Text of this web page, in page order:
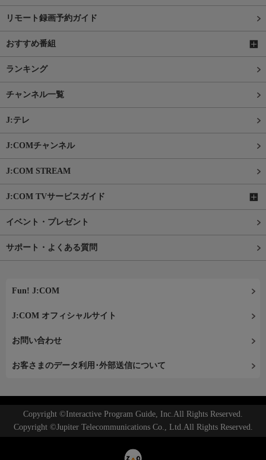
リモート録画予約ガイド
おすすめ番組
ランキング
チャンネル一覧
J:テレ
J:COMチャンネル
J:COM STREAM
J:COM TVサービスガイド
イベント・プレゼント
サポート・よくある質問
Fun! J:COM
J:COM オフィシャルサイト
お問い合わせ
お客さまのデータ利用･外部送信について
Copyright ©Interactive Program Guide, Inc.All Rights Reserved.
Copyright ©Jupiter Telecommunications Co., Ltd.All Rights Reserved.